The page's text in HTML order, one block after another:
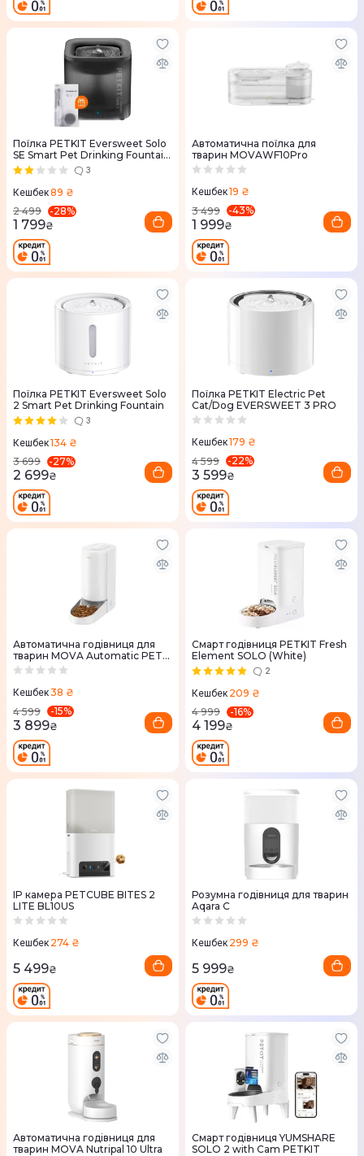
Поїлка PETKIT Eversweet Solo
SE Smart Pet Drinking Fountain
(Grey)
3
Кешбек89 ₴
2 499
-28%
1 799₴
Автоматична поїлка для
тварин MOVAWF10Pro
Кешбек19 ₴
3 499
-43%
1 999₴
Поїлка PETKIT Eversweet Solo
2 Smart Pet Drinking Fountain
3
Кешбек134 ₴
3 699
-27%
2 699₴
Поїлка PETKIT Electric Pet
Cat/Dog EVERSWEET 3 PRO
Кешбек179 ₴
4 599
-22%
3 599₴
Автоматична годівниця для
тварин MOVA Automatic PET
FeederPF10Pro
Кешбек38 ₴
4 599
-15%
3 899₴
Смарт годівниця PETKIT Fresh
Element SOLO (White)
2
Кешбек 209 ₴
4 999
-16%
4 199₴
IP камера PETCUBE BITES 2
LITE BL10US
Кешбек 274 ₴
5 499₴
Розумна годівниця для тварин
Aqara С
Кешбек 299 ₴
5 999₴
Автоматична годівниця для
тварин MOVA Nutripal 10 Ultra
Смарт годівниця YUMSHARE
SOLO 2 with Cam PETKIT